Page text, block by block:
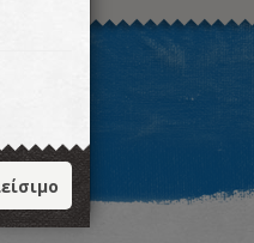
Η εικόνα